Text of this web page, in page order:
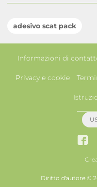
adesivo scat pack
Informazioni di
Privacy e cookie
Diritto d'autore ©